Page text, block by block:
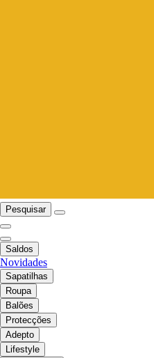
Pesquisar
Saldos
Novidades
Sapatilhas
Roupa
Balões
Protecções
Adepto
Lifestyle